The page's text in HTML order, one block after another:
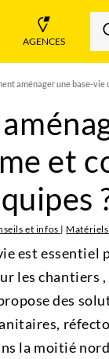
AGENCES
aménager une base-vie
et
et infos | Matériels
est
les chantiers
des
la moitié